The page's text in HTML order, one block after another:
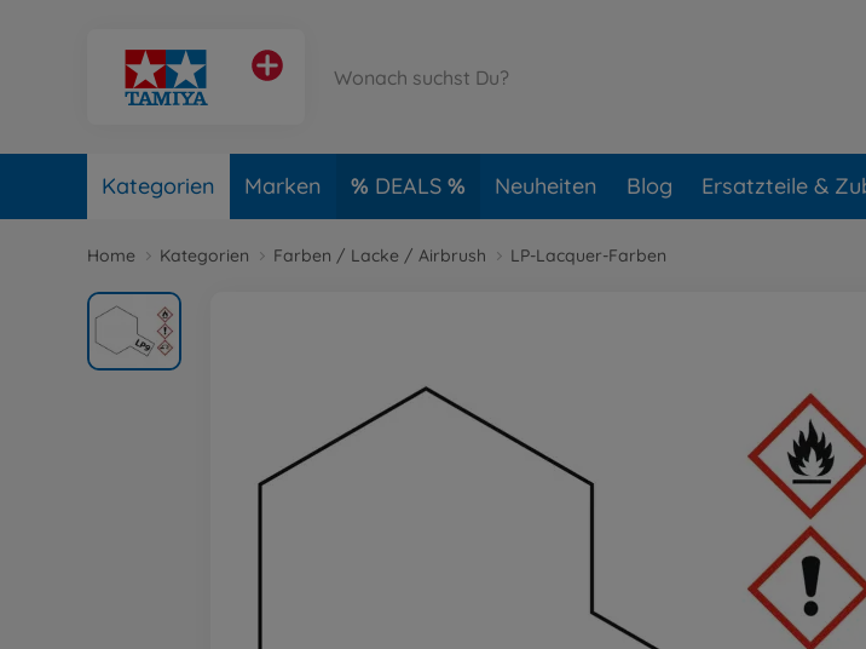
Kategorien Marken DEALS Neuheiten Blog Ersatzteile &
Home Kategorien Farben / Lacke / Airbrush LP-Lacquer-Farben